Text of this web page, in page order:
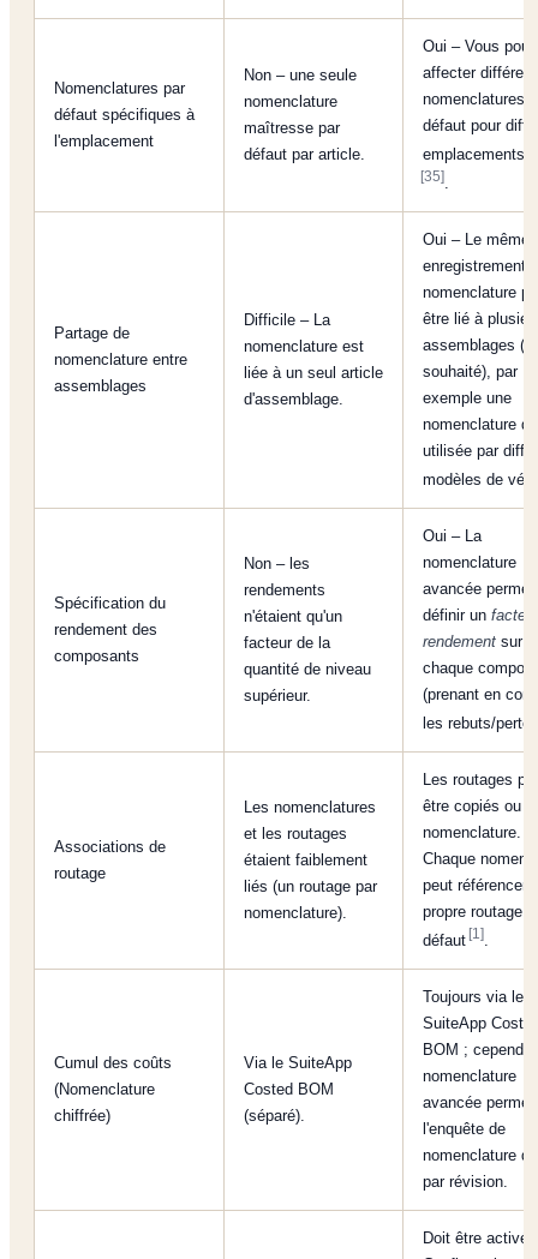
Nomenclatures par
défaut spécifiques à
l'emplacement
Non – une seule
nomenclature
maîtresse par
défaut par article.
Oui – Vous
affecter
nomenclatures
défaut pour
emplacements
[35]
Partage de
nomenclature entre
assemblages
Difficile – La
nomenclature est
liée à un seul article
d'assemblage.
Oui – Le même
enregistrement
nomenclature
être lié à
assemblages (si
souhaité), par
exemple une
nomenclature
utilisée par
modèles de
Spécification du
rendement des
composants
Non – les
rendements
n'étaient qu'un
facteur de la
quantité de niveau
supérieur.
Oui – La
nomenclature
avancée permet
définir un
rendement sur
chaque
(prenant en
les rebuts/
Associations de
routage
Les nomenclatures
et les routages
étaient faiblement
liés (un routage par
nomenclature).
Les routages
être copiés ou
nomenclature.
Chaque
peut référencer
propre routage
défaut[1]
Cumul des coûts
(Nomenclature
chiffrée)
Via le SuiteApp
Costed BOM
(séparé).
Toujours via le
SuiteApp
BOM ;
nomenclature
avancée permet
l'enquête de
nomenclature
par révision.
Doit être activé